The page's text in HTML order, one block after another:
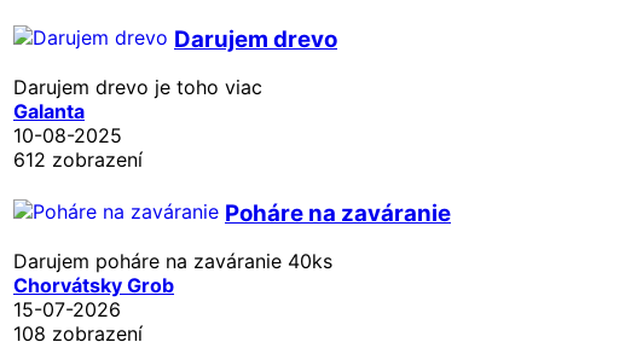
Darujem drevo
Darujem drevo je toho viac
Galanta
10-08-2025
612 zobrazení
Poháre na zaváranie
Darujem poháre na zaváranie 40ks
Chorvátsky Grob
15-07-2026
108 zobrazení